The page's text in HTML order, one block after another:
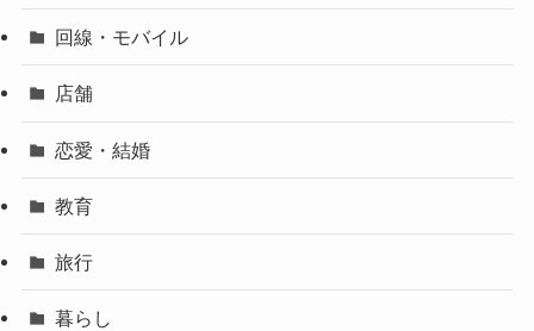
回線・モバイル
店舗
恋愛・結婚
教育
旅行
暮らし